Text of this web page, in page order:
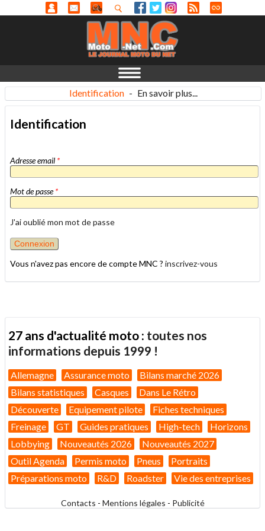
Identification - En savoir plus...
Identification
Adresse email *
Mot de passe*
J'ai oublié mon mot de passe
Vous n'avez pas encore de compte MNC ? inscrivez-vous
27 ans d'actualité moto : toutes nos
informations depuis 1999 !
Allemagne Assurance moto
Bilans marché 2026
Bilans statistiques
Casques
Dans Le Rétro
Découverte
Equipement pilote
Fiches techniques
Freinage
GT Guides pratiques High-tech
Horizons
Lobbying
Nouveautés 2026
Nouveautés 2027
Outil Agenda
Permis moto Pneus
Portraits
Préparations moto
R&D Roadster Vie des entreprises
Contacts - Mentions légales - Publicité